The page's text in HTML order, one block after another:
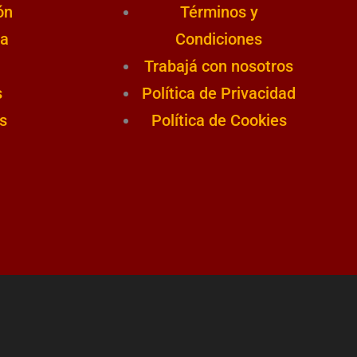
Términos y
Condiciones
Trabajá con nosotros
Política de Privacidad
Política de Cookies